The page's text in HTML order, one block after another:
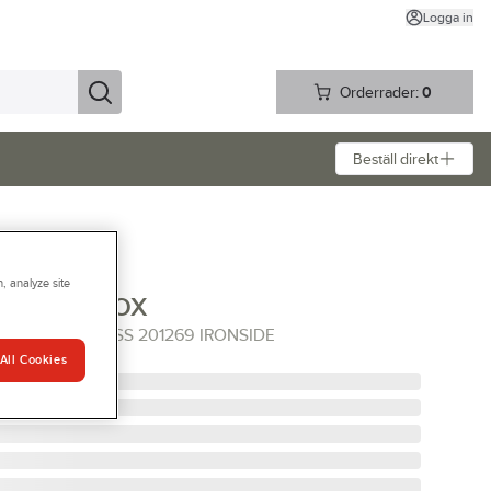
Logga in
Orderrader: 0
Beställ direkt
BIT BOX
BOX 19 ST HSS 201269 IRONSIDE
analyze site
Cookies